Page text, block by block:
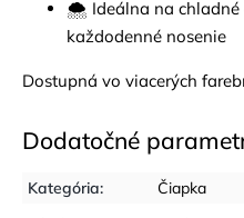
🌨️ Ideálna na chladné
každodenné nosenie
Dostupná vo viacerých
Dodatočné
Kategória:
Čiapka